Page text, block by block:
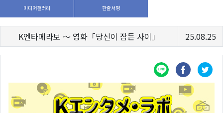
미디어갤러리 한줄서평
K엔타메라보 ～ 영화「당신이 잠든 사이」 25.08.25